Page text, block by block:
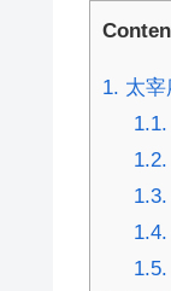
1. 太
1.1.
1.2.
1.3.
1.4.
1.5.